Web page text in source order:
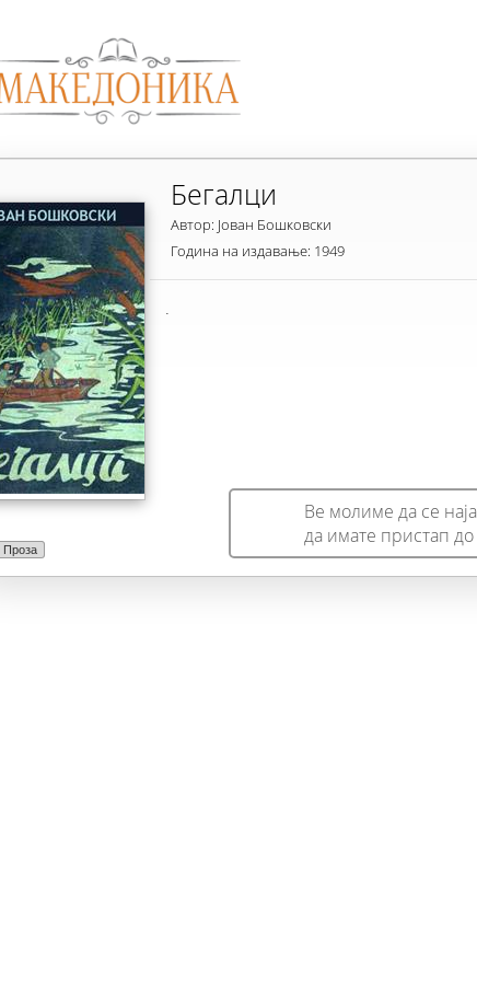
Проза
Бегалци
Автор: Јован Бошковски
Година на издавање: 1949
.
Ве молиме да се
да имате пристап до